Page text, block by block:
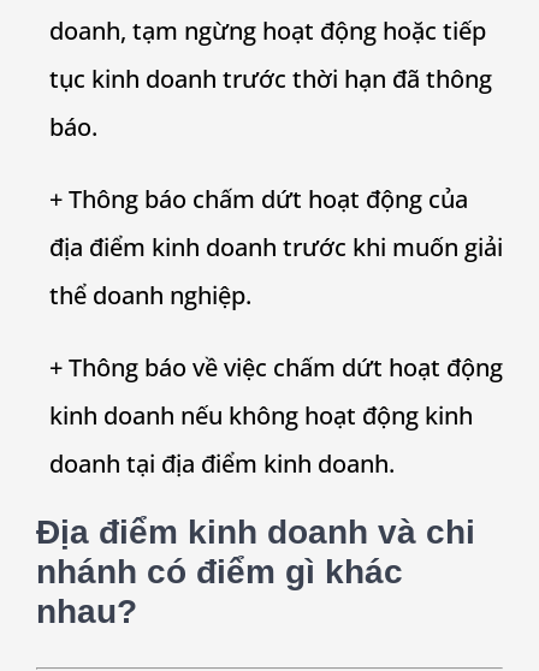
doanh, tạm ngừng hoạt động hoặc tiếp
tục kinh doanh trước thời hạn đã thông
báo.
+ Thông báo chấm dứt hoạt động của
địa điểm kinh doanh trước khi muốn giải
thể doanh nghiệp.
+ Thông báo về việc chấm dứt hoạt động
kinh doanh nếu không hoạt động kinh
doanh tại địa điểm kinh doanh.
Địa điểm kinh doanh và chi
nhánh có điểm gì khác
nhau?